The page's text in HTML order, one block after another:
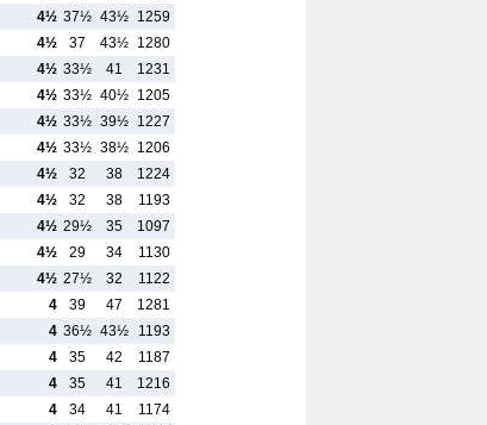
4½ 37½ 43½
1259
4½ 37 43½
1280
4½ 33½ 41
1231
4½ 33½ 40½
1205
4½ 33½ 39½
1227
4½ 33½ 38½
1206
4½ 32 38
1224
4½ 32 38
1193
4½ 29½ 35
1097
4½ 29 34
1130
4½ 27½ 32
1122
4 39 47
1281
4 36½ 43½
1193
4 35 42
1187
4 35 41
1216
4 34 41
1174